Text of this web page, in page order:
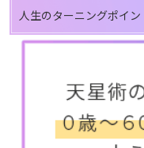
人生のターニングポイン